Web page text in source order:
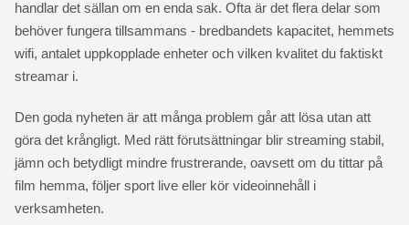
handlar det sällan om en enda sak. Ofta är det flera delar som
behöver fungera tillsammans - bredbandets kapacitet, hemmets
wifi, antalet uppkopplade enheter och vilken kvalitet du faktiskt
streamar i.
Den goda nyheten är att många problem går att lösa utan att
göra det krångligt. Med rätt förutsättningar blir streaming stabil,
jämn och betydligt mindre frustrerande, oavsett om du tittar på
film hemma, följer sport live eller kör videoinnehåll i
verksamheten.